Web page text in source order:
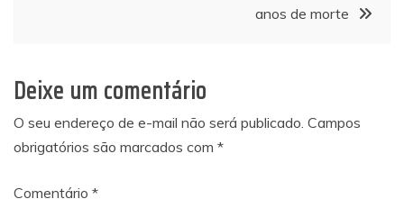
anos de morte
Deixe um comentário
O seu endereço de e-mail não será publicado. Campos
obrigatórios são marcados com *
Comentário *